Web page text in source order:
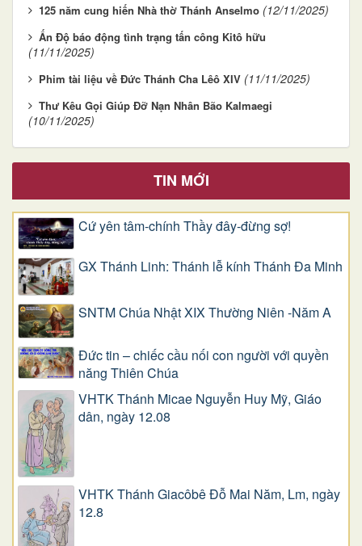
125 năm cung hiến Nhà thờ Thánh Anselmo (12/11/2025)
Ấn Độ báo động tình trạng tấn công Kitô hữu
(11/11/2025)
Phim tài liệu về Đức Thánh Cha Lêô XIV (11/11/2025)
Thư Kêu Gọi Giúp Đỡ Nạn Nhân Bão Kalmaegi
(10/11/2025)
TIN MỚI
Cứ yên tâm-chính Thầy đây-đừng sợ!
GX Thánh Linh: Thánh lễ kính Thánh Đa Minh
SNTM Chúa Nhật XIX Thường Niên -Năm A
Đức tin – chiếc cầu nối con người với quyền
năng Thiên Chúa
VHTK Thánh Micae Nguyễn Huy Mỹ, Giáo
dân, ngày 12.08
VHTK Thánh Giacôbê Ðỗ Mai Năm, Lm, ngày
12.8